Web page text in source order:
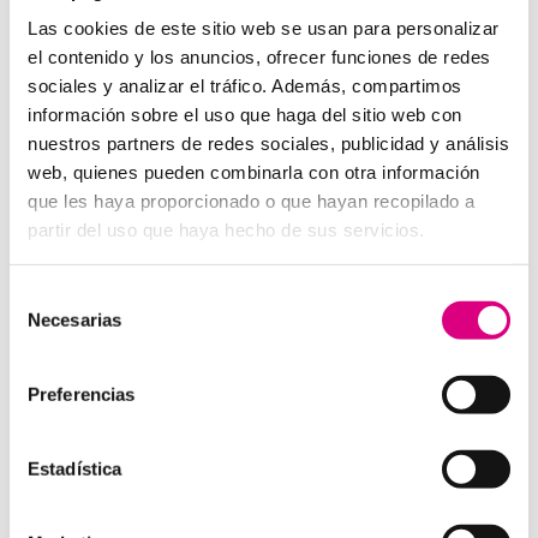
Las cookies de este sitio web se usan para personalizar
el contenido y los anuncios, ofrecer funciones de redes
sociales y analizar el tráfico. Además, compartimos
información sobre el uso que haga del sitio web con
nuestros partners de redes sociales, publicidad y análisis
web, quienes pueden combinarla con otra información
que les haya proporcionado o que hayan recopilado a
partir del uso que haya hecho de sus servicios.
Necesarias
Preferencias
Estadística
cambiar las contraseñas clave antes de irte. Usa
combinaciones seguras, únicas y, si puedes, activa el
doble factor de autenticación en tus servicios.
📧Cuidado con el phishing
vacacional
Durante el verano proliferan los correos tipo: “Has
ganado un viaje”, “Reserva cancelada” o “Nuevo
paquete en camino”. Son trampas muy bien diseñadas
robar tus credenciales.
este tipo de amenazas pueden ser detectadas y
Protección cibernética para
empresas y autónomos en